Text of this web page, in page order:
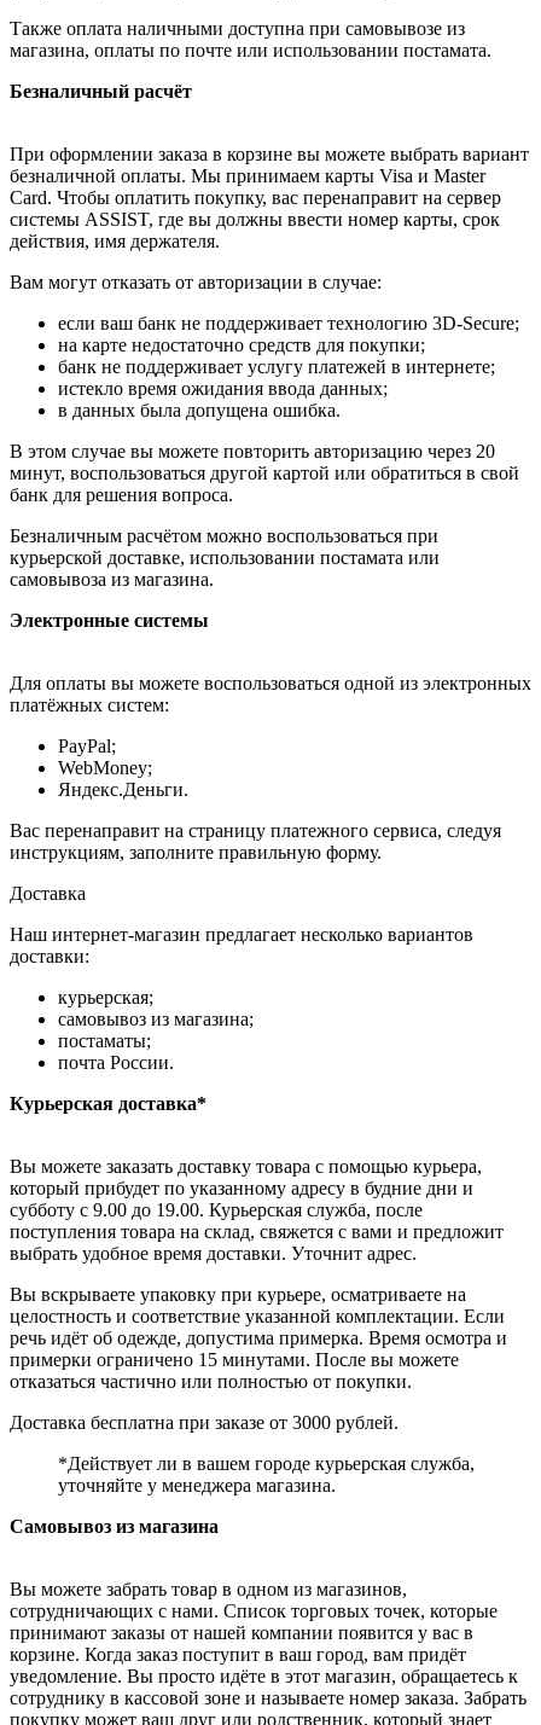
Также оплата наличными доступна при самовывозе из
магазина, оплаты по почте или использовании постамата.
Безналичный расчёт
При оформлении заказа в корзине вы можете выбрать вариант
безналичной оплаты. Мы принимаем карты Visa и Master
Card. Чтобы оплатить покупку, вас перенаправит на сервер
системы ASSIST, где вы должны ввести номер карты, срок
действия, имя держателя.
Вам могут отказать от авторизации в случае:
если ваш банк не поддерживает технологию 3D-Secure;
на карте недостаточно средств для покупки;
банк не поддерживает услугу платежей в интернете;
истекло время ожидания ввода данных;
в данных была допущена ошибка.
В этом случае вы можете повторить авторизацию через 20
минут, воспользоваться другой картой или обратиться в свой
банк для решения вопроса.
Безналичным расчётом можно воспользоваться при
курьерской доставке, использовании постамата или
самовывоза из магазина.
Электронные системы
Для оплаты вы можете воспользоваться одной из электронных
платёжных систем:
PayPal;
WebMoney;
Яндекс.Деньги.
Вас перенаправит на страницу платежного сервиса, следуя
инструкциям, заполните правильную форму.
Доставка
Наш интернет-магазин предлагает несколько вариантов
доставки:
курьерская;
самовывоз из магазина;
постаматы;
почта России.
Курьерская доставка*
Вы можете заказать доставку товара с помощью курьера,
который прибудет по указанному адресу в будние дни и
субботу с 9.00 до 19.00. Курьерская служба, после
поступления товара на склад, свяжется с вами и предложит
выбрать удобное время доставки. Уточнит адрес.
Вы вскрываете упаковку при курьере, осматриваете на
целостность и соответствие указанной комплектации. Если
речь идёт об одежде, допустима примерка. Время осмотра и
примерки ограничено 15 минутами. После вы можете
отказаться частично или полностью от покупки.
Доставка бесплатна при заказе от 3000 рублей.
*Действует ли в вашем городе курьерская служба,
уточняйте у менеджера магазина.
Самовывоз из магазина
Вы можете забрать товар в одном из магазинов,
сотрудничающих с нами. Список торговых точек, которые
принимают заказы от нашей компании появится у вас в
корзине. Когда заказ поступит в ваш город, вам придёт
уведомление. Вы просто идёте в этот магазин, обращаетесь к
сотруднику в кассовой зоне и называете номер заказа. Забрать
покупку может ваш друг или родственник, который знает